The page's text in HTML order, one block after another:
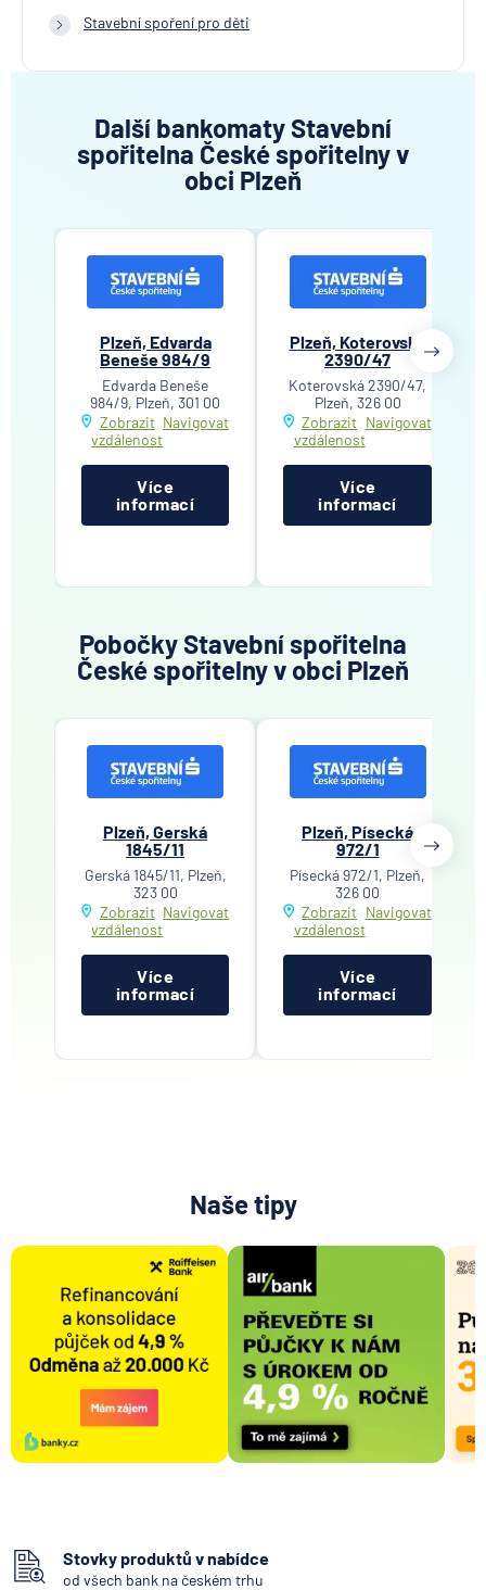
Stavební spoření pro děti
Další bankomaty Stavební
spořitelna České spořitelny v
obci Plzeň
Plzeň, Edvarda
Beneše 984/9
Edvarda Beneše
984/9, Plzeň, 301 00
Zobrazit
vzdálenost
Navigovat
Více
informací
Plzeň, Koterovská
2390/47
Koterovská 2390/47,
Plzeň, 326 00
Zobrazit
vzdálenost
Navigovat
Více
informací
Pobočky Stavební spořitelna
České spořitelny v obci Plzeň
Plzeň, Gerská
1845/11
Gerská 1845/11, Plzeň,
323 00
Zobrazit
vzdálenost
Navigovat
Více
informací
Plzeň, Písecká
972/1
Písecká 972/1, Plzeň,
326 00
Zobrazit
vzdálenost
Navigovat
Více
informací
Naše tipy
Stovky produktů v nabídce
od všech bank na českém trhu